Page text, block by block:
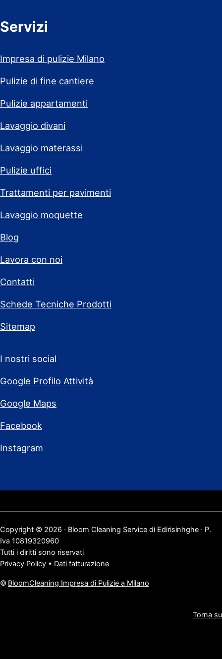
Servizi
Impresa di pulizie Milano
Pulizie di fine cantiere
Pulizie appartamenti
Lavaggio divani
Lavaggio materassi
Pulizie uffici
Trattamenti per pavimenti
Lavaggio moquette
Blog
Lavora con noi
Contatti
Schede Tecniche Prodotti
Sitemap
I nostri social
Google Profilo Attività
Google Maps
Facebook
Instagram
Copyright © 2026 · Bloom Cleaning Service di Edirisinhghe · P.
Iva 10819320960
Tutti i diritti sono riservati
Privacy Policy • Dati fatturazione
© BloomCleaning Impresa di Pulizie a Milano
Torna su